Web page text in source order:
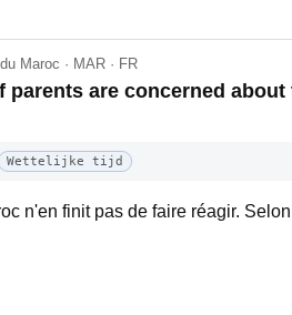
Maroc · MAR · FR
parents are concerned
Wettelijke tijd
n'en finit pas de faire réagir.